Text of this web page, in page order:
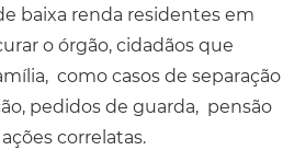
baixa renda residentes em
o órgão, cidadãos que
como casos de separação
pedidos de guarda, pensão
correlatas.